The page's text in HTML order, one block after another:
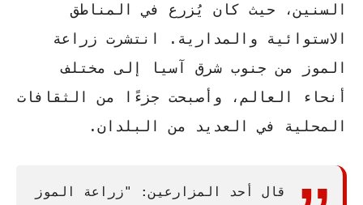
السنين، حيث كان يُزرع في المناطق
الاستوائية والمدارية. انتشرت زراعة
الموز من جنوب شرق آسيا إلى مختلف
أنحاء العالم، وأصبحت جزءًا من الثقافات
المحلية في العديد من البلدان.
قال أحد المزارعين: "زراعة الموز